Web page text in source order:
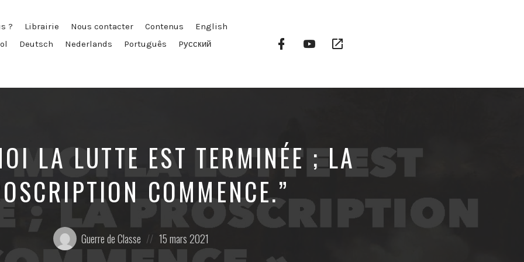
? Librairie Nous contacter Contenus
English
Deutsch Nederlands Português
Pусский
Facebook
Profile
YouTube
Channel
LA LUTTE EST TERMINÉE ; LA
COMMENCE.”
Posté
par:
Guerre de Classe
Posted
on
15 mars 2021